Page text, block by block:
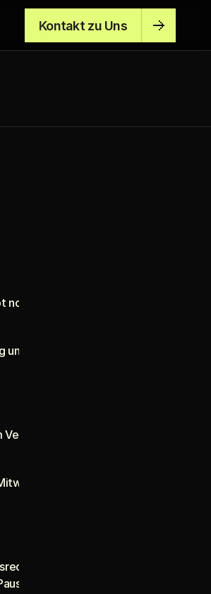
Kontakt zu Uns
eine Mandatsannahme dar.
ersetzen keine individuelle
Schadensersatzrecht,
des Mandanten, den
(BRAO) und
getroffen werden.